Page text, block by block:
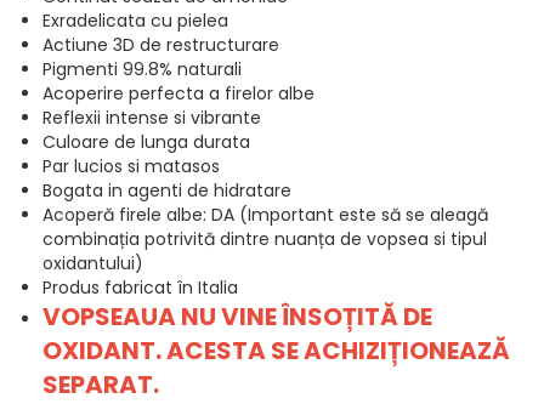
Exradelicata cu pielea
Actiune 3D de restructurare
Pigmenti 99.8% naturali
Acoperire perfecta a firelor albe
Reflexii intense si vibrante
Culoare de lunga durata
Par lucios si matasos
Bogata in agenti de hidratare
Acoperă firele albe: DA (Important este să se aleagă
combinația potrivită dintre nuanța de vopsea si tipul
oxidantului)
Produs fabricat în Italia
VOPSEAUA NU VINE ÎNSOȚITĂ DE
OXIDANT. ACESTA SE ACHIZIȚIONEAZĂ
SEPARAT.